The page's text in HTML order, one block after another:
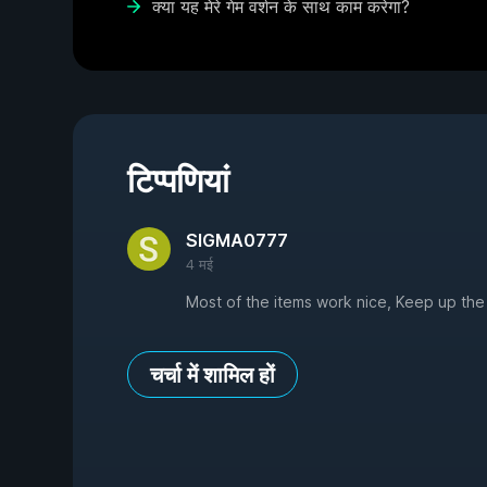
क्या यह मेरे गेम वर्शन के साथ काम करेगा?
टिप्पणियां
SIGMA0777
4 मई
Most of the items work nice, Keep up
चर्चा में शामिल हों